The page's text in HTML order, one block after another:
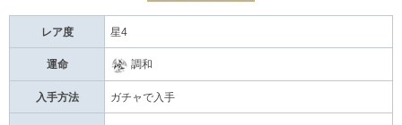
レア度 星4
運命 調和
入手方法 ガチャで入手